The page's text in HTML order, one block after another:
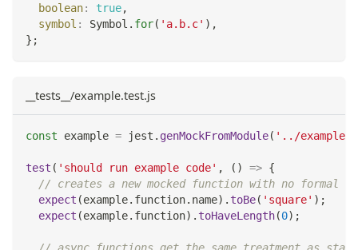
boolean: true,
symbol : Symbol . for( 'a.b.c' ) ,
} ;
__tests__/example.test.js
const example = jest . genMockFromModule( '../example'
test ( 'should run example code' , ( ) => {
// creates a new mocked function with no formal
expect (example. function. name) . toBe( 'square' ) ;
expect (example. function) . toHaveLength(0) ;
// async functions get the same treatment as